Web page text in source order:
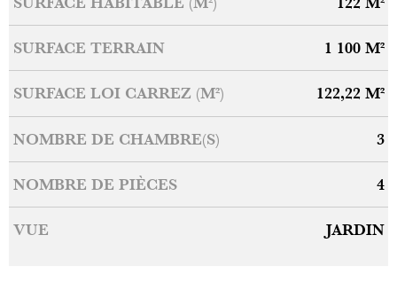
SURFACE TERRAIN 1 100 M²
SURFACE LOI CARREZ (M²) 122,22 M²
NOMBRE DE CHAMBRE(S) 3
NOMBRE DE PIÈCES 4
VUE JARDIN